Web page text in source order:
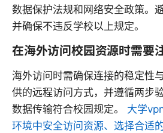
数据保护法规和网络安全政策。
并确保不违反学校以上规定。
在海外访问校园资源时需要
海外访问时需确保连接的稳定性
供的远程访问方式，并遵循两步
数据传输符合校园规定。 大学
环境中安全访问资源、选择合适